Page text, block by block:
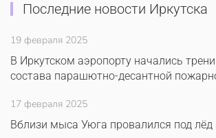
Последние новости Иркутска
19 февраля 2025
В Иркутском аэропорту начались
состава парашютно-десантной
17 февраля 2025
Вблизи мыса Уюга провалился под